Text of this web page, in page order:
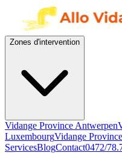
Zones d'intervention
Vidange Province Antwerpen
LuxembourgVidange
ServicesBlogContact0472/